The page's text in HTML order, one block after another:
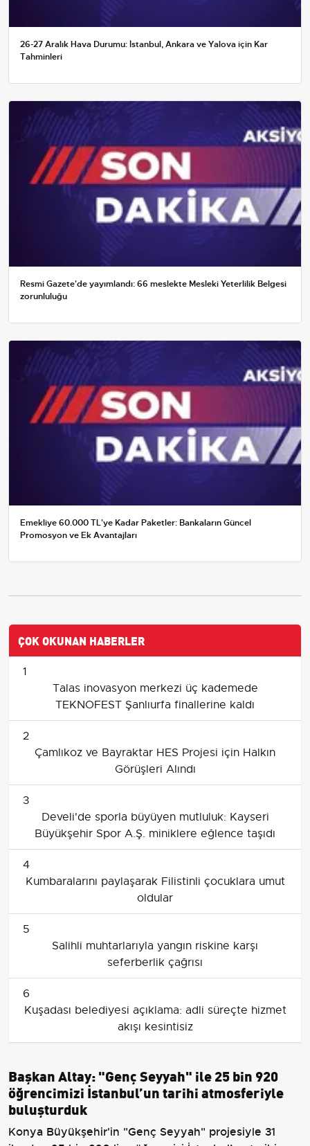
26-27 Aralık Hava Durumu: İstanbul, Ankara ve Yalova için Kar
Tahminleri
Resmi Gazete'de yayımlandı: 66 meslekte Mesleki Yeterlilik Belgesi
zorunluluğu
Emekliye 60.000 TL'ye Kadar Paketler: Bankaların Güncel
Promosyon ve Ek Avantajları
ÇOK OKUNAN HABERLER
1
Talas inovasyon merkezi üç kademede
TEKNOFEST Şanlıurfa finallerine kaldı
2
Çamlıkoz ve Bayraktar HES Projesi için Halkın
Görüşleri Alındı
3
Develi'de sporla büyüyen mutluluk: Kayseri
Büyükşehir Spor A.Ş. miniklere eğlence taşıdı
4
Kumbaralarını paylaşarak Filistinli çocuklara umut
oldular
5
Salihli muhtarlarıyla yangın riskine karşı
seferberlik çağrısı
6
Kuşadası belediyesi açıklama: adli süreçte hizmet
akışı kesintisiz
Başkan Altay: "Genç Seyyah" ile 25 bin 920
öğrencimizi İstanbul’un tarihi atmosferiyle
buluşturduk
Konya Büyükşehir'in "Genç Seyyah" projesiyle 31